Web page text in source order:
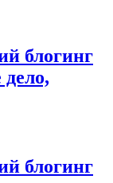
блогинг
блогинг